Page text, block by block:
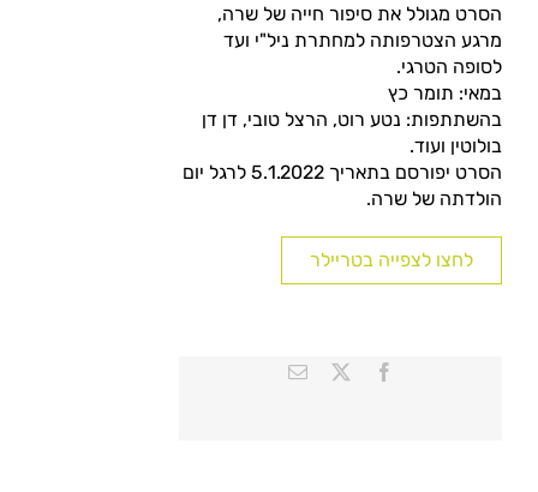
באיזור
Contact
הסרט מגולל את סיפור חייה של שרה,
מרגע הצטרפותה למחתרת ניל"י ועד
לסופה הטרגי.
במאי: תומר כץ
בהשתתפות: נטע רוט, הרצל טובי, דן דן
בולוטין ועוד.
הסרט יפורסם בתאריך 5.1.2022 לרגל יום
הולדתה של שרה.
לחצו לצפייה בטריילר
Facebook
X
כתובת